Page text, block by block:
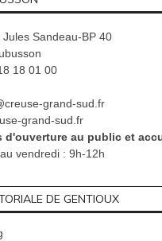
Sandeau-BP 40
18 01 00
grand-sud.fr
grand-sud.fr
d'ouverture au public et
vendredi : 9h-12h
DE GENTIOUX